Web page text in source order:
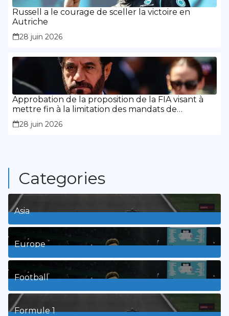
Russell a le courage de sceller la victoire en
Autriche
28 juin 2026
Approbation de la proposition de la FIA visant à
mettre fin à la limitation des mandats de
présidence
28 juin 2026
Categories
Asia
1Posts
Europe
3Posts
Football
8Posts
Formule 1